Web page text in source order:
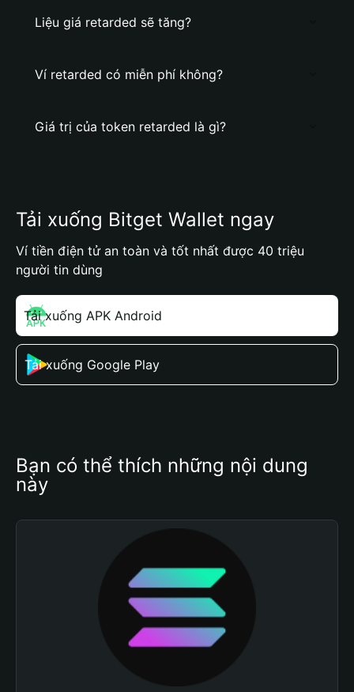
Liệu giá retarded sẽ tăng?
Ví retarded có miễn phí không?
Giá trị của token retarded là gì?
Tải xuống Bitget Wallet ngay
Ví tiền điện tử an toàn và tốt nhất được 40 triệu
người tin dùng
Tải xuống APK Android
Tải xuống Google Play
Bạn có thể thích những nội dung
này